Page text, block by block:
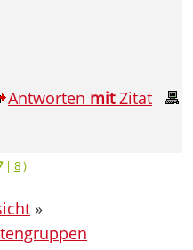
Antworten mitZitat
| 8)
»